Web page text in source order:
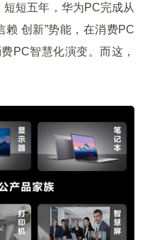
短五年，华为PC完成从
赖 创新”势能，在消费PC
PC智慧化演变。而这，